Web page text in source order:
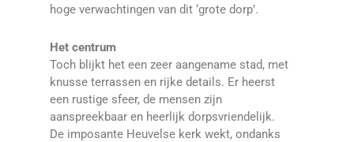
hoge verwachtingen van dit ‘grote dorp’.
Het centrum
Toch blijkt het een zeer aangename stad, met
knusse terrassen en rijke details. Er heerst
een rustige sfeer, de mensen zijn
aanspreekbaar en heerlijk dorpsvriendelijk.
De imposante Heuvelse kerk wekt, ondanks